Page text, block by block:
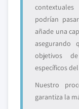
podrían
añade una
objetivos
específicos
Nuestro
garantiza la